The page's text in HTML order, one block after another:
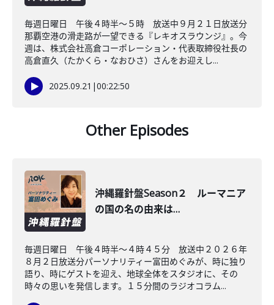
毎週日曜日 午後４時半～５時 放送中９月２１日放送分
那覇空港の滑走路が一望できる『レキオスラウンジ』。今
週は、株式会社高倉コーポレーション・代表取締役社長の
高倉直久（たかくら・なおひさ）さんをお迎えし...
2025.09.21 |00:22:50
Other Episodes
沖縄羅針盤Season２ ルーマニア
の国の名の由来は…
毎週日曜日 午後４時半～４時４５分 放送中２０２６年
８月２日放送分パーソナリティー富田めぐみが、時に独り
語り、時にゲストを迎え、地球全体をスタジオに、その
時々の思いを発信します。１５分間のラジオコラム...